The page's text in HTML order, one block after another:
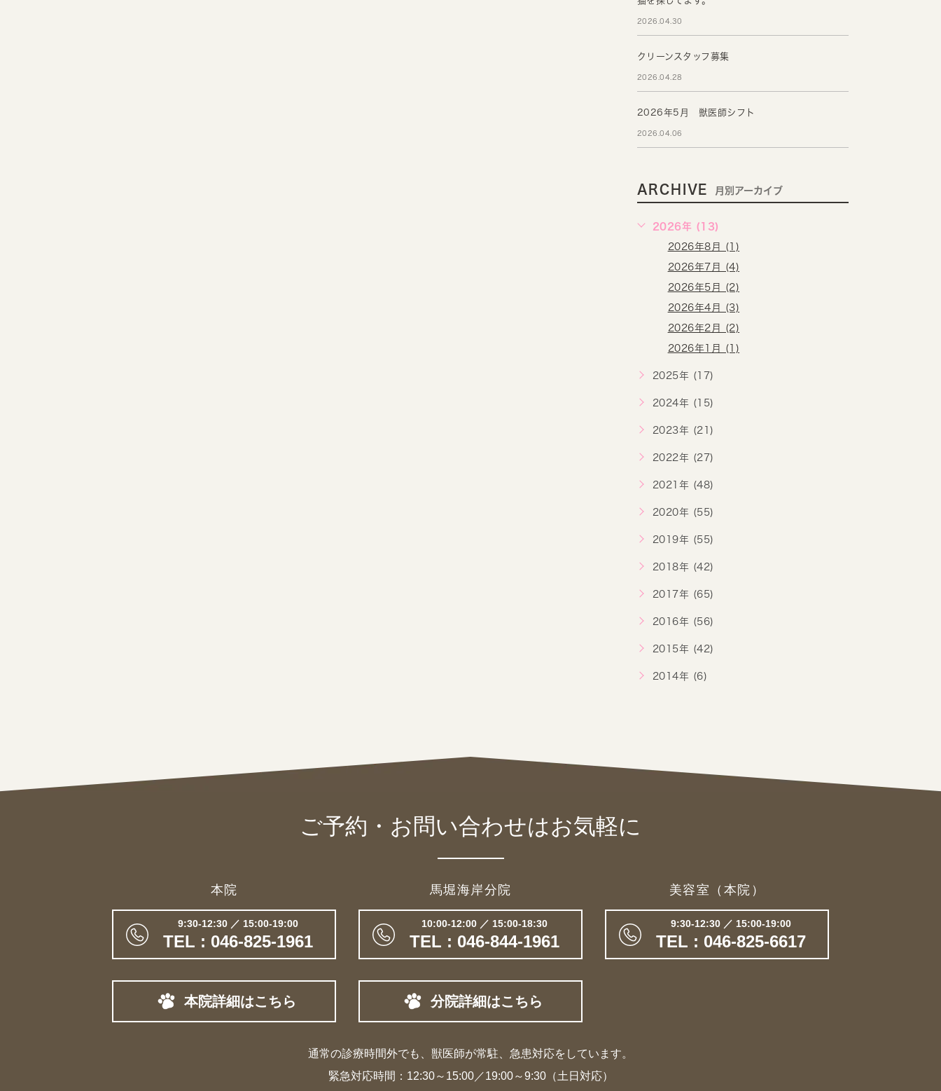
2026.04.30
クリーンスタッフ募集
2026.04.28
2026年5月 獣医師シフト
2026.04.06
ARCHIVE 月別アーカイブ
2026年 (13)
2026年8月 (1)
2026年7月 (4)
2026年5月 (2)
2026年4月 (3)
2026年2月 (2)
2026年1月 (1)
2025年 (17)
2024年 (15)
2023年 (21)
2022年 (27)
2021年 (48)
2020年 (55)
2019年 (55)
2018年 (42)
2017年 (65)
2016年 (56)
2015年 (42)
2014年 (6)
ご予約・お問い合わせはお気軽に
本院
9:30-12:30 ／ 15:00-19:00
TEL : 046-825-1961
本院詳細はこちら
馬堀海岸分院
10:00-12:00 ／ 15:00-18:30
TEL : 046-844-1961
分院詳細はこちら
美容室（本院）
9:30-12:30 ／ 15:00-19:00
TEL : 046-825-6617
通常の診療時間外でも、獣医師が常駐、 急患対応をしています。
緊急対応時間： 12:30～15:00／19:00～9:30（土日対応）